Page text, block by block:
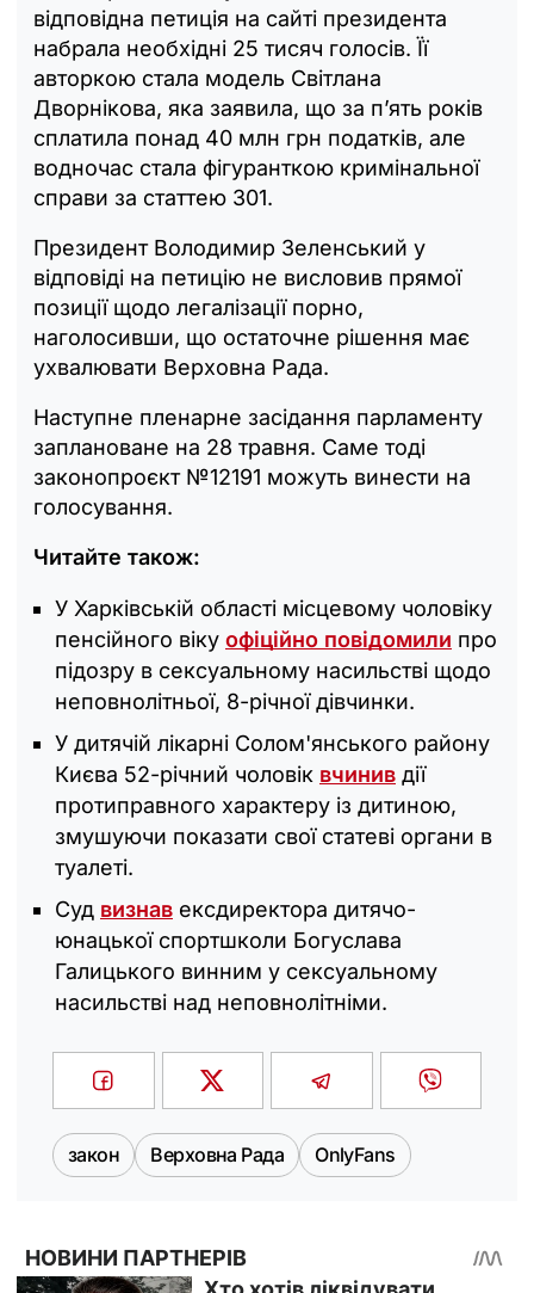
відповідна петиція на сайті президента
набрала необхідні 25 тисяч голосів. Її
авторкою стала модель Світлана
Дворнікова, яка заявила, що за п’ять років
сплатила понад 40 млн грн податків, але
водночас стала фігуранткою кримінальної
справи за статтею 301.
Президент Володимир Зеленський у
відповіді на петицію не висловив прямої
позиції щодо легалізації порно,
наголосивши, що остаточне рішення має
ухвалювати Верховна Рада.
Наступне пленарне засідання парламенту
заплановане на 28 травня. Саме тоді
законопроєкт №12191 можуть винести на
голосування.
Читайте також:
У Харківській області місцевому чоловіку
пенсійного віку офіційно повідомили про
підозру в сексуальному насильстві щодо
неповнолітньої, 8-річної дівчинки.
У дитячій лікарні Солом'янського району
Києва 52-річний чоловік вчинив дії
протиправного характеру із дитиною,
змушуючи показати свої статеві органи в
туалеті.
Суд визнав ексдиректора дитячо-
юнацької спортшколи Богуслава
Галицького винним у сексуальному
насильстві над неповнолітніми.
закон Верховна Рада OnlyFans